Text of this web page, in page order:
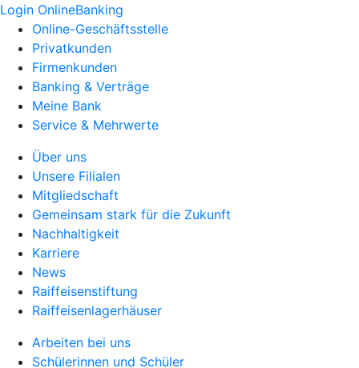
Login OnlineBanking
Online-Geschäftsstelle
Privatkunden
Firmenkunden
Banking & Verträge
Meine Bank
Service & Mehrwerte
Über uns
Unsere Filialen
Mitgliedschaft
Gemeinsam stark für die Zukunft
Nachhaltigkeit
Karriere
News
Raiffeisenstiftung
Raiffeisenlagerhäuser
Arbeiten bei uns
Schülerinnen und Schüler